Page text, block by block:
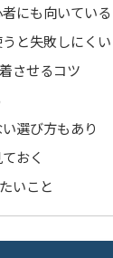
にも向いている
と失敗しにくい
させるコツ
選び方もあり
おく
いこと